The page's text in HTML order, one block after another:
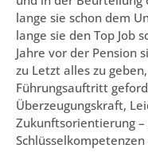
lange sie schon dem
lange sie den Top Job
Jahre vor der Pension
zu Letzt alles zu
Führungsauftritt
Überzeugungskraft,
Zukunftsorientierung